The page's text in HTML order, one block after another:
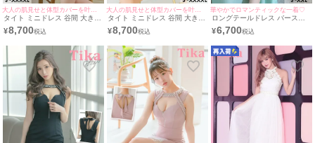
タイト ミニドレス 谷間 大きい
サイズ レース 大人 上品 スリ
ット ハイネック ストレッチ ホ
カット (黒崎みさ着用) [Tika/テ
¥8,700
大人の肌見せと体型カバーを叶える♪
タイト ミニドレス 谷間 大きい
サイズ 大人 上品 スリット ハ
イネック ストレッチ ホルター
[Tika/ティカ]
¥8,700
華やかでロマンティックな一着♡
ロングテールドレス バースデ
ー ホルターネック レース 谷間
シフォン 低身長 Aライン ミン
ころ着用)［tk-md1057a］
[Tika/ティカ]
¥6,700